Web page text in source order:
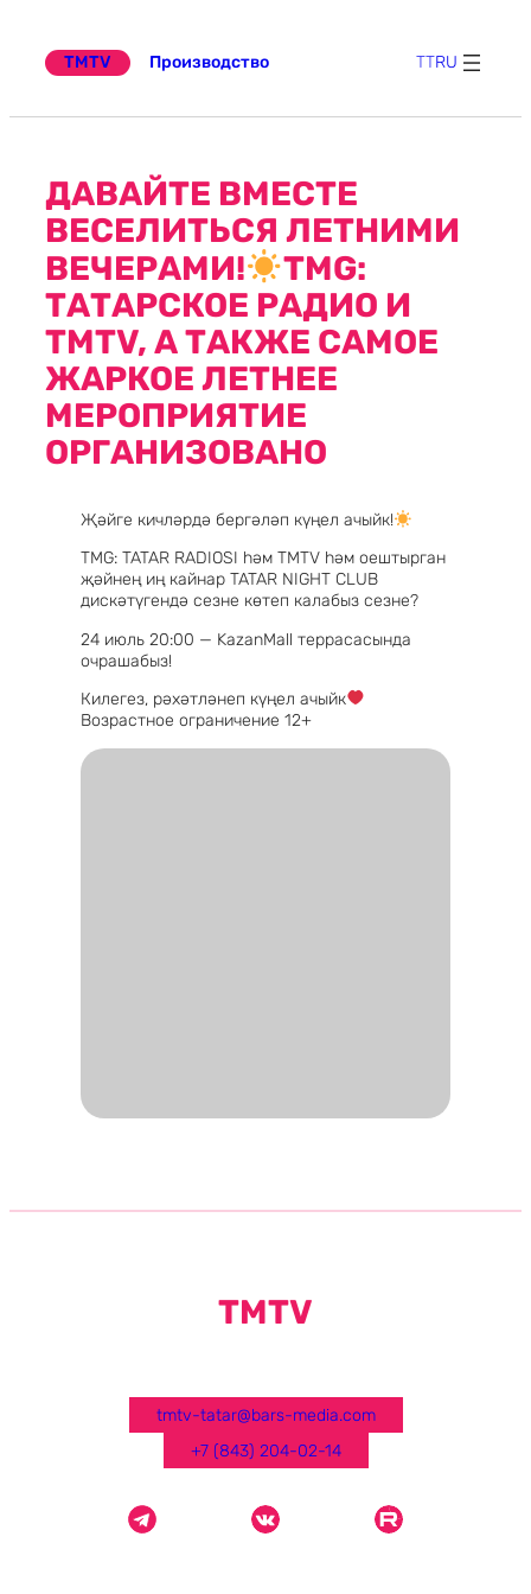
содержимому
TMTV Производство TTRU
ДАВАЙТЕ ВМЕСТЕ
ВЕСЕЛИТЬСЯ ЛЕТНИМИ
ВЕЧЕРАМИ!
TMG:
ТАТАРСКОЕ РАДИО И
TMTV, А ТАКЖЕ САМОЕ
ЖАРКОЕ ЛЕТНЕЕ
МЕРОПРИЯТИЕ
ОРГАНИЗОВАНО
Җәйге кичләрдә бергәләп күңел ачыйк!
TMG: TATAR RADIOSI һәм ТМТV һәм оештырган
җәйнең иң кайнар TATAR NIGHT CLUB
дискәтүгендә сезне көтеп калабыз сезне?
24 июль 20:00 — KazanMall террасасында
очрашабыз!
Килегез, рәхәтләнеп күңел ачыйк
Возрастное ограничение 12+
TMTV
tmtv-tatar@bars-media.com
+7 (843) 204-02-14